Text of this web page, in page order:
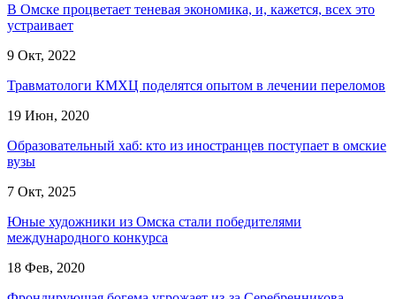
В Омске процветает теневая экономика, и, кажется, всех это
устраивает
9 Окт, 2022
Травматологи КМХЦ поделятся опытом в лечении переломов
19 Июн, 2020
Образовательный хаб: кто из иностранцев поступает в омские
вузы
7 Окт, 2025
Юные художники из Омска стали победителями
международного конкурса
18 Фев, 2020